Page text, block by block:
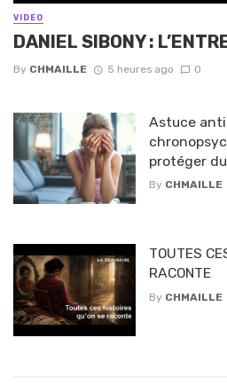
VIDEO
DANIEL SIBONY :
By CHMAILLE 5 heures ago 0
Astuce
protéger
By CHMAILLE
TOUTES
RACONTE
By CHMAILLE